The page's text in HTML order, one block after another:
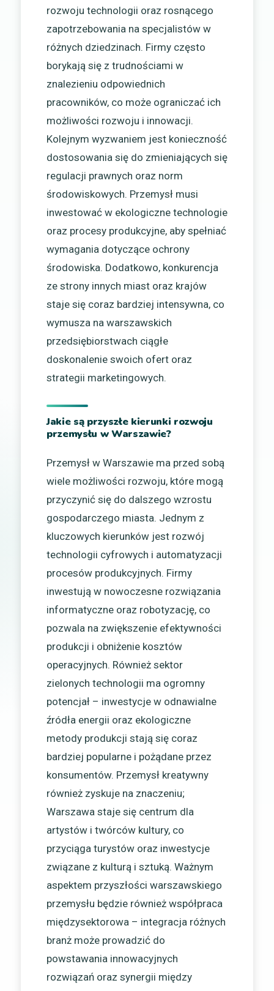
rozwoju technologii oraz rosnącego
zapotrzebowania na specjalistów w
różnych dziedzinach. Firmy często
borykają się z trudnościami w
znalezieniu odpowiednich
pracowników, co może ograniczać ich
możliwości rozwoju i innowacji.
Kolejnym wyzwaniem jest konieczność
dostosowania się do zmieniających się
regulacji prawnych oraz norm
środowiskowych. Przemysł musi
inwestować w ekologiczne technologie
oraz procesy produkcyjne, aby spełniać
wymagania dotyczące ochrony
środowiska. Dodatkowo, konkurencja
ze strony innych miast oraz krajów
staje się coraz bardziej intensywna, co
wymusza na warszawskich
przedsiębiorstwach ciągłe
doskonalenie swoich ofert oraz
strategii marketingowych.
Jakie są przyszłe kierunki rozwoju
przemysłu w Warszawie?
Przemysł w Warszawie ma przed sobą
wiele możliwości rozwoju, które mogą
przyczynić się do dalszego wzrostu
gospodarczego miasta. Jednym z
kluczowych kierunków jest rozwój
technologii cyfrowych i automatyzacji
procesów produkcyjnych. Firmy
inwestują w nowoczesne rozwiązania
informatyczne oraz robotyzację, co
pozwala na zwiększenie efektywności
produkcji i obniżenie kosztów
operacyjnych. Również sektor
zielonych technologii ma ogromny
potencjał – inwestycje w odnawialne
źródła energii oraz ekologiczne
metody produkcji stają się coraz
bardziej popularne i pożądane przez
konsumentów. Przemysł kreatywny
również zyskuje na znaczeniu;
Warszawa staje się centrum dla
artystów i twórców kultury, co
przyciąga turystów oraz inwestycje
związane z kulturą i sztuką. Ważnym
aspektem przyszłości warszawskiego
przemysłu będzie również współpraca
międzysektorowa – integracja różnych
branż może prowadzić do
powstawania innowacyjnych
rozwiązań oraz synergii między